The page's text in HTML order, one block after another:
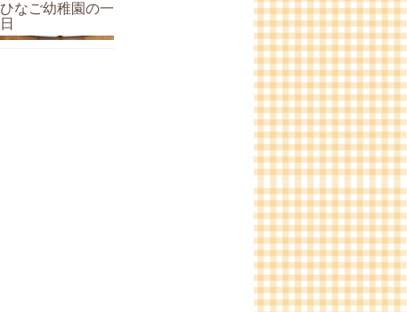
ひなご幼稚園の一
日